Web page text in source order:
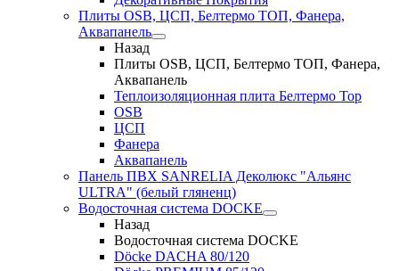
Плиты OSB, ЦСП, Белтермо ТОП, Фанера,
Аквапанель
Назад
Плиты OSB, ЦСП, Белтермо ТОП, Фанера,
Аквапанель
Теплоизоляционная плита Белтермо Top
OSB
ЦСП
Фанера
Аквапанель
Панель ПВХ SANRELIA Деколюкс "Альянс
ULTRA" (белый гляненц)
Водосточная система DOCKE
Назад
Водосточная система DOCKE
Döсkе DACHA 80/120